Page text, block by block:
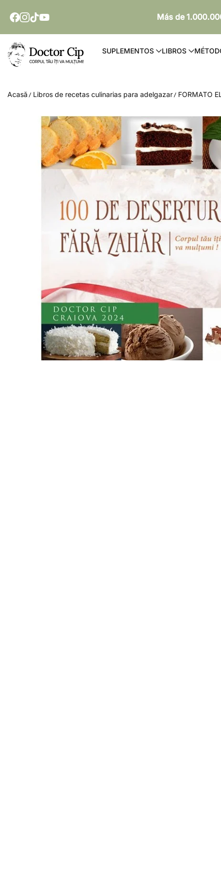
SARI AL CONTENIDO Más de
SUPLEMENTOS LIBROS
Doctor Cip - Corpul tău îți va mulțumi!
Acasă Libros de recetas culinarias para adelgazar FORMATO